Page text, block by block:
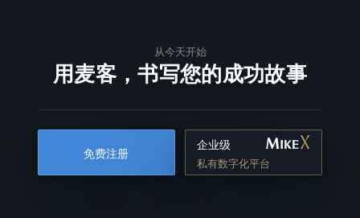
从今天开始
用麦客，书写您的成功故事
免费注册
企业级
私有数字化平台